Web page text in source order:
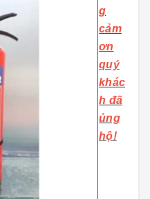
g
cảm
ơn
quý
khác
h đã
ủng
hộ!